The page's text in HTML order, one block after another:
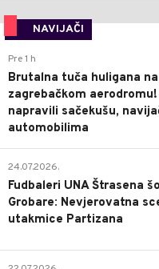
NAVIJAČI
Pre 1 h
Brutalna tuča huligana na
zagrebačkom
napravili sačekušu,
automobilima
24.07.2026.
Fudbaleri UNA Štrasena
Grobare: Nevjerovatna
utakmice Partizana